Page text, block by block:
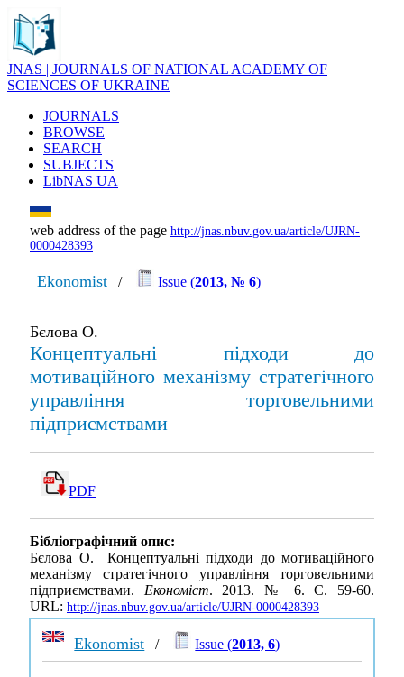
JNAS | JOURNALS OF NATIONAL ACADEMY OF
SCIENCES OF UKRAINE
JOURNALS
BROWSE
SEARCH
SUBJECTS
LibNAS UA
web address of the page http://jnas.nbuv.gov.ua/article/UJRN-
0000428393
Ekonomist / Issue (2013, № 6)
Бєлова О.
Концептуальні підходи до
мотиваційного механізму стратегічного
управління торговельними
підприємствами
PDF
Бібліографічний опис:
Бєлова О. Концептуальні підходи до мотиваційного
механізму стратегічного управління торговельними
підприємствами. Економіст. 2013. № 6. С. 59-60.
URL: http://jnas.nbuv.gov.ua/article/UJRN-0000428393
Ekonomist / Issue (2013, 6)